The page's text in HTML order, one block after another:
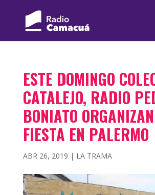
ESTE DOMINGO
CATALEJO, RADIO
BONIATO
FIESTA EN PALERMO
ABR 26, 2019 | LA TRAMA